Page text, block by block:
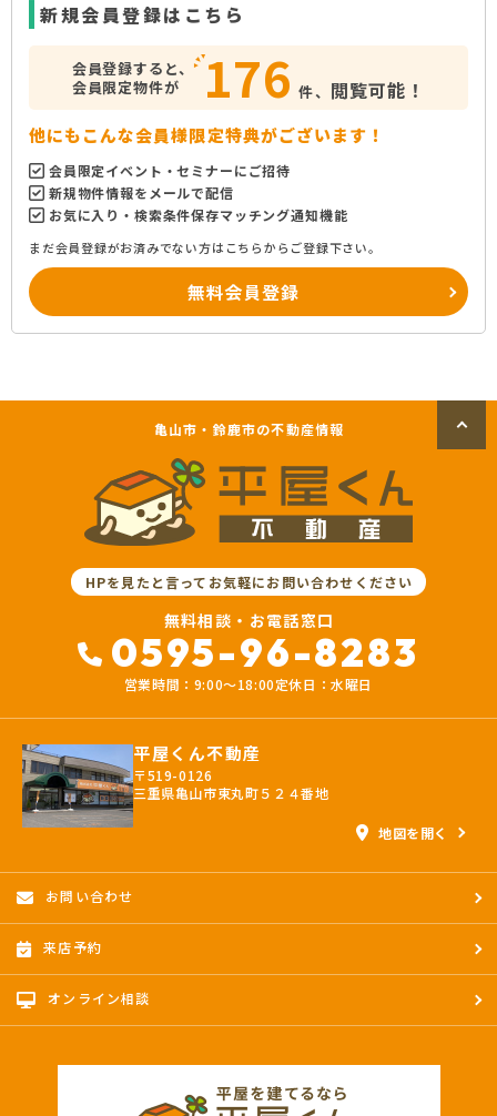
新規会員登録はこちら
会員登録すると、
会員限定物件が
176 件、 閲覧可能！
他にもこんな会員様限定特典がございます！
会員限定イベント・セミナーにご招待
新規物件情報をメールで配信
お気に入り・検索条件保存マッチング通知機能
まだ会員登録がお済みでない方はこちらからご登録下さい。
無料会員登録
亀山市・鈴鹿市の不動産情報
HPを見たと言ってお気軽にお問い合わせください
無料相談・お電話窓口
0595-96-8283
営業時間：9:00〜18:00定休日：水曜日
平屋くん不動産
〒519-0126
三重県亀山市東丸町５２４番地
地図を開く
お問い合わせ
来店予約
オンライン相談